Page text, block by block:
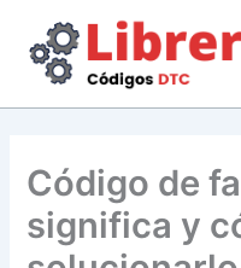
contenido
Código de
significa y